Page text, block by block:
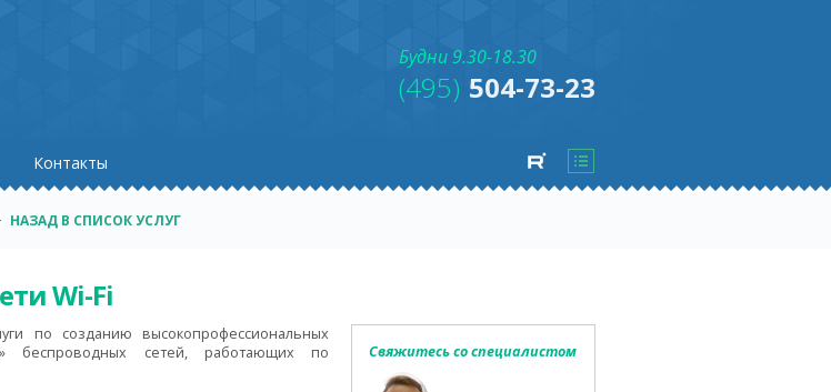
Будни 9.30-18.30
(495) 504-73-23
Контакты
НАЗАД В СПИСОК УСЛУГ
Свяжитесь со специалистом
Wi-Fi
по созданию высокопрофессиональных
беспроводных сетей, работающих по